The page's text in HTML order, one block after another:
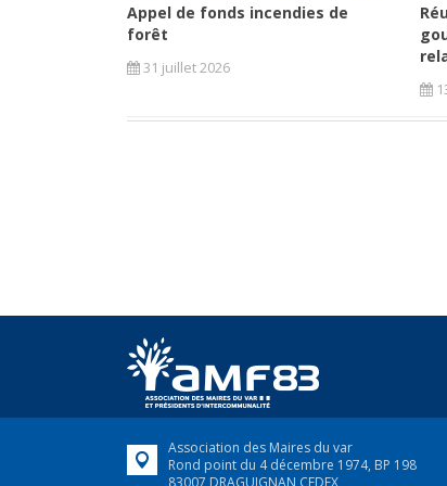
Appel de fonds incendies de
forêt
31 juillet 2026
Association des Maires du var
Rond point du 4 décembre 1974, BP 198
83007 DRAGUIGNAN CEDEX